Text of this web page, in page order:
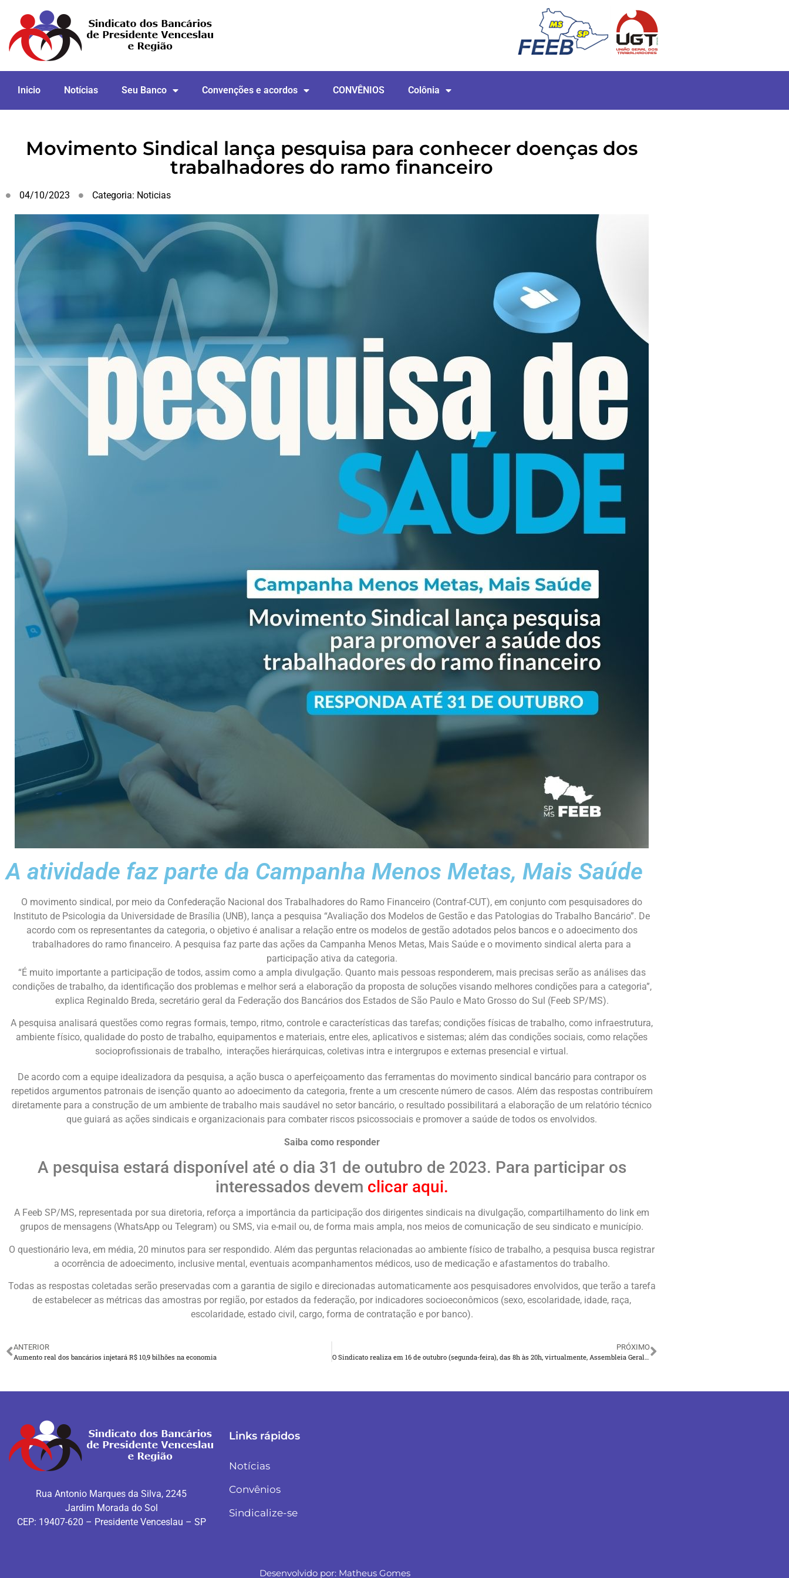
Inicio Notícias Seu Banco Convenções e acordos CONVÊNIOS Colônia
Movimento Sindical lança pesquisa para conhecer doenças dos
trabalhadores do ramo financeiro
04/10/2023 Categoria: Noticias
A atividade faz parte da Campanha Menos Metas, Mais Saúde
O movimento sindical, por meio da Confederação Nacional dos Trabalhadores do Ramo Financeiro (Contraf-CUT), em conjunto com pesquisadores do
Instituto de Psicologia da Universidade de Brasília (UNB), lança a pesquisa “Avaliação dos Modelos de Gestão e das Patologias do Trabalho Bancário”. De
acordo com os representantes da categoria, o objetivo é analisar a relação entre os modelos de gestão adotados pelos bancos e o adoecimento dos
trabalhadores do ramo financeiro. A pesquisa faz parte das ações da Campanha Menos Metas, Mais Saúde e o movimento sindical alerta para a
participação ativa da categoria.
“É muito importante a participação de todos, assim como a ampla divulgação. Quanto mais pessoas responderem, mais precisas serão as análises das
condições de trabalho, da identificação dos problemas e melhor será a elaboração da proposta de soluções visando melhores condições para a categoria”,
explica Reginaldo Breda, secretário geral da Federação dos Bancários dos Estados de São Paulo e Mato Grosso do Sul (Feeb SP/MS).
A pesquisa analisará questões como regras formais, tempo, ritmo, controle e características das tarefas; condições físicas de trabalho, como infraestrutura,
ambiente físico, qualidade do posto de trabalho, equipamentos e materiais, entre eles, aplicativos e sistemas; além das condições sociais, como relações
socioprofissionais de trabalho, interações hierárquicas, coletivas intra e intergrupos e externas presencial e virtual.
De acordo com a equipe idealizadora da pesquisa, a ação busca o aperfeiçoamento das ferramentas do movimento sindical bancário para contrapor os
repetidos argumentos patronais de isenção quanto ao adoecimento da categoria, frente a um crescente número de casos. Além das respostas contribuírem
diretamente para a construção de um ambiente de trabalho mais saudável no setor bancário, o resultado possibilitará a elaboração de um relatório técnico
que guiará as ações sindicais e organizacionais para combater riscos psicossociais e promover a saúde de todos os envolvidos.
Saiba como responder
A pesquisa estará disponível até o dia 31 de outubro de 2023. Para participar os
interessados devem clicar aqui.
A Feeb SP/MS, representada por sua diretoria, reforça a importância da participação dos dirigentes sindicais na divulgação, compartilhamento do link em
grupos de mensagens (WhatsApp ou Telegram) ou SMS, via e-mail ou, de forma mais ampla, nos meios de comunicação de seu sindicato e município.
O questionário leva, em média, 20 minutos para ser respondido. Além das perguntas relacionadas ao ambiente físico de trabalho, a pesquisa busca registrar
a ocorrência de adoecimento, inclusive mental, eventuais acompanhamentos médicos, uso de medicação e afastamentos do trabalho.
Todas as respostas coletadas serão preservadas com a garantia de sigilo e direcionadas automaticamente aos pesquisadores envolvidos, que terão a tarefa
de estabelecer as métricas das amostras por região, por estados da federação, por indicadores socioeconômicos (sexo, escolaridade, idade, raça,
escolaridade, estado civil, cargo, forma de contratação e por banco).
ANTERIOR
Aumento real dos bancários injetará R$ 10,9 bilhões na economia
PRÓXIMO
O Sindicato realiza em 16 de outubro (segunda-feira), das 8h às 20h, virtualmente, Assembleia Geral Extraordinária para deliberação e aprovação do acordo coletivo de trabalho sobre sistema de registro eletrônico do controle da jornada do Bradesco, com vigência entre 2023 e 2025.
Rua Antonio Marques da Silva, 2245
Jardim Morada do Sol
CEP: 19407-620 – Presidente Venceslau – SP
Links rápidos
Notícias
Convênios
Sindicalize-se
Desenvolvido por: Matheus Gomes